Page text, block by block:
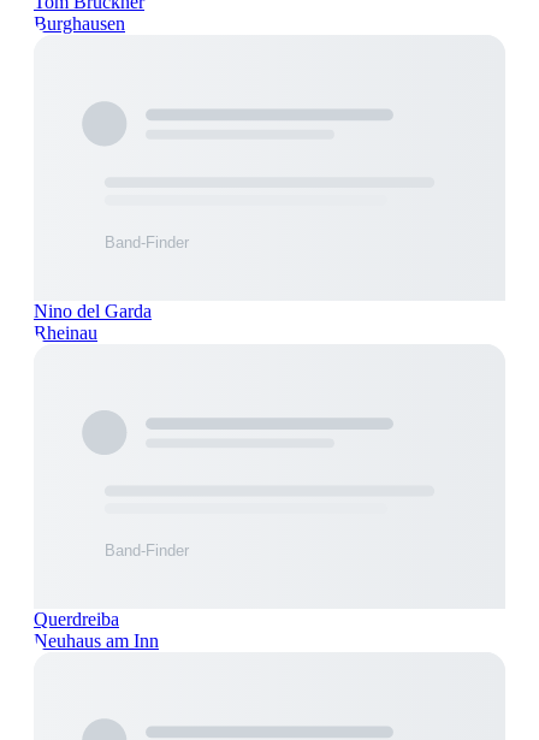
Burghausen
Nino del Garda
Rheinau
Querdreiba
Neuhaus am Inn